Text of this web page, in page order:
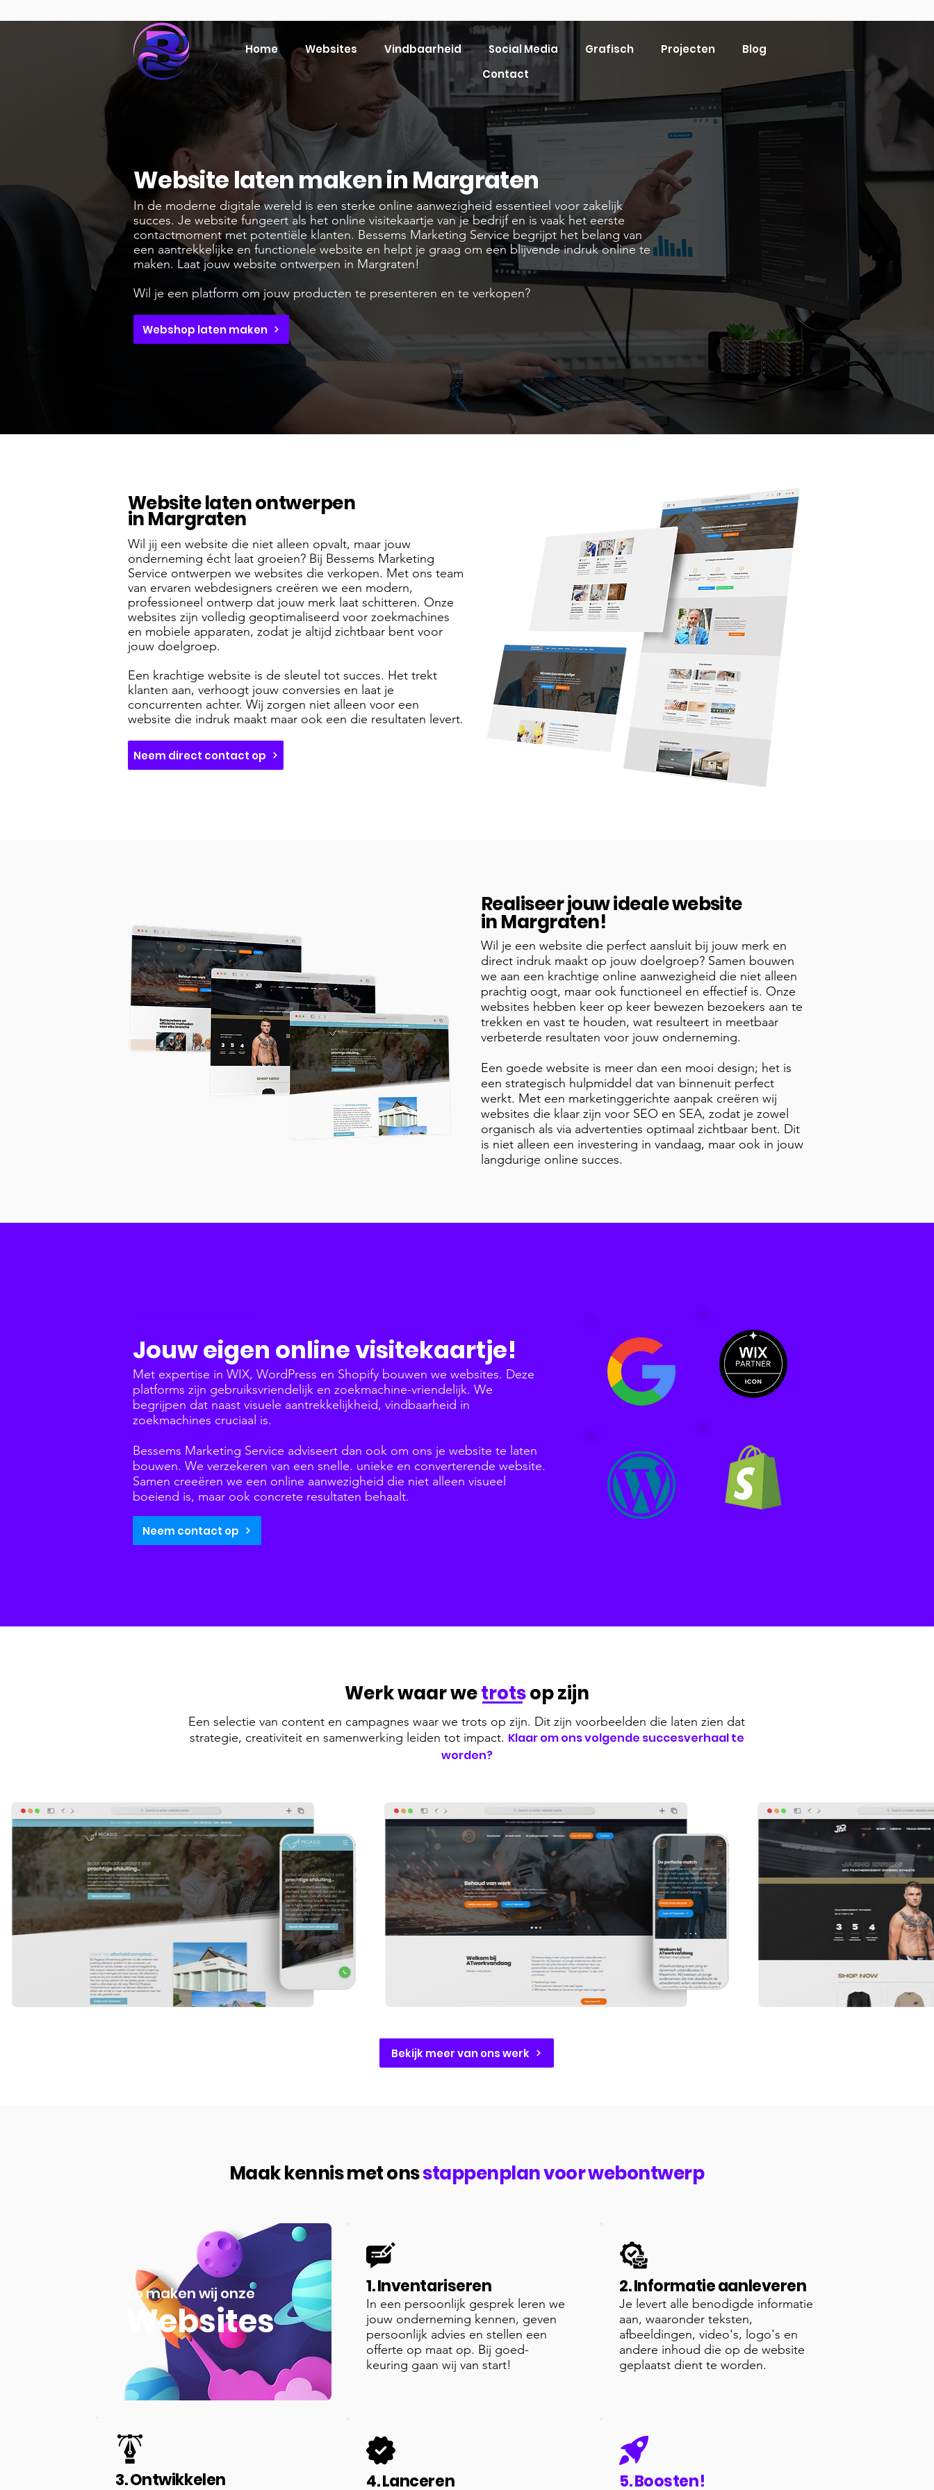
Home Websites Vindbaarheid Social Media Grafisch Projecten
Blog
Contact
Website laten maken in Margraten
In de moderne digitale wereld is een sterke online aanwezigheid essentieel voor zakelijk
succes. Je website fungeert als het online visitekaartje van je bedrijf en is vaak het eerste
contactmoment met potentiële klanten. Bessems Marketing Service begrijpt het belang van
een aantrekkelijke en functionele website en helpt je graag om een blijvende indruk online te
maken. Laat jouw website ontwerpen in Margraten!
Wil je een platform om jouw producten te presenteren en te verkopen?
Webshop laten maken
Website laten ontwerpen
in Margraten
Wil jij een website die niet alleen opvalt, maar jouw
onderneming écht laat groeien? Bij Bessems Marketing
Service ontwerpen we websites die verkopen. Met ons team
van ervaren webdesigners creëren we een modern,
professioneel ontwerp dat jouw merk laat schitteren. Onze
websites zijn volledig geoptimaliseerd voor zoekmachines
en mobiele apparaten, zodat je altijd zichtbaar bent voor
jouw doelgroep.
Een krachtige website is de sleutel tot succes. Het trekt
klanten aan, verhoogt jouw conversies en laat je
concurrenten achter. Wij zorgen niet alleen voor een
website die indruk maakt maar ook een die resultaten levert.
Neem direct contact op
Realiseer jouw ideale website
in Margraten!
Wil je een website die perfect aansluit bij jouw merk en
direct indruk maakt op jouw doelgroep? Samen bouwen
we aan een krachtige online aanwezigheid die niet alleen
prachtig oogt, maar ook functioneel en effectief is. Onze
websites hebben keer op keer bewezen bezoekers aan te
trekken en vast te houden, wat resulteert in meetbaar
verbeterde resultaten voor jouw onderneming.
Een goede website is meer dan een mooi design; het is
een strategisch hulpmiddel dat van binnenuit perfect
werkt. Met een marketinggerichte aanpak creëren wij
websites die klaar zijn voor SEO en SEA, zodat je zowel
organisch als via advertenties optimaal zichtbaar bent. Dit
is niet alleen een investering in vandaag, maar ook in jouw
langdurige online succes.
Jouw eigen online visitekaartje!
Met expertise in WIX, WordPress en Shopify bouwen we websites. Deze
platforms zijn gebruiksvriendelijk en zoekmachine-vriendelijk. We
begrijpen dat naast visuele aantrekkelijkheid, vindbaarheid in
zoekmachines cruciaal is.
Bessems Marketing Service adviseert dan ook om ons je website te laten
bouwen. We verzekeren van een snelle. unieke en converterende website.
Samen creeëren we een online aanwezigheid die niet alleen visueel
boeiend is, maar ook concrete resultaten behaalt.
Neem contact op
Werk waar wetrotsop zijn
Een selectie van content en campagnes waar we trots op zijn. Dit zijn voorbeelden die laten zien dat
strategie, creativiteit en samenwerking leiden tot impact. Klaar om ons volgende succesverhaal te
worden?
Bekijk meer van ons werk
Maak kennis met onsstappenplan voor webontwerp
1. Inventariseren
In een persoonlijk gesprek leren we
jouw onderneming kennen, geven
persoonlijk advies en stellen een
offerte op maat op. Bij goed-
keuring gaan wij van start!
2. Informatie aanleveren
Je levert alle benodigde informatie
aan, waaronder teksten,
afbeeldingen, video's, logo's en
andere inhoud die op de website
geplaatst dient te worden.
3. Ontwikkelen 4. Lanceren 5. Boosten!
Zo maken wij onze
Websites